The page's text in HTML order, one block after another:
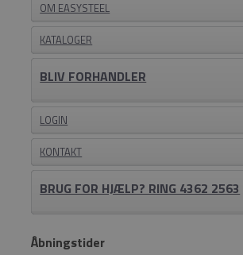
OM EASYSTEEL
KATALOGER
BLIV FORHANDLER
LOGIN
KONTAKT
BRUG FOR HJÆLP? RING 4362 2563
Åbningstider